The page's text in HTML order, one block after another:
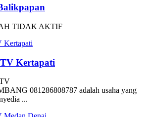
TIDAK AKTIF
Kertapati
081286808787 adalah usaha yang
...